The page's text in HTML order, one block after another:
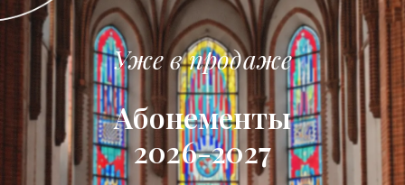
Уже в продаже
Абонементы
2026-2027